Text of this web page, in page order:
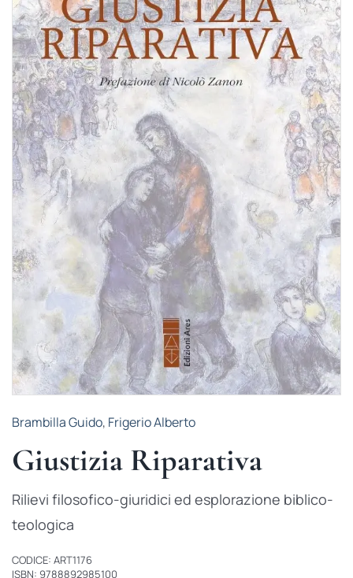
BIOGRAFIE
ATTUALITÀ
Brambilla Guido, Frigerio Alberto
Giustizia Riparativa
Rilievi filosofico-giuridici ed esplorazione biblico-
teologica
CODICE: ART1176
ISBN: 9788892985100